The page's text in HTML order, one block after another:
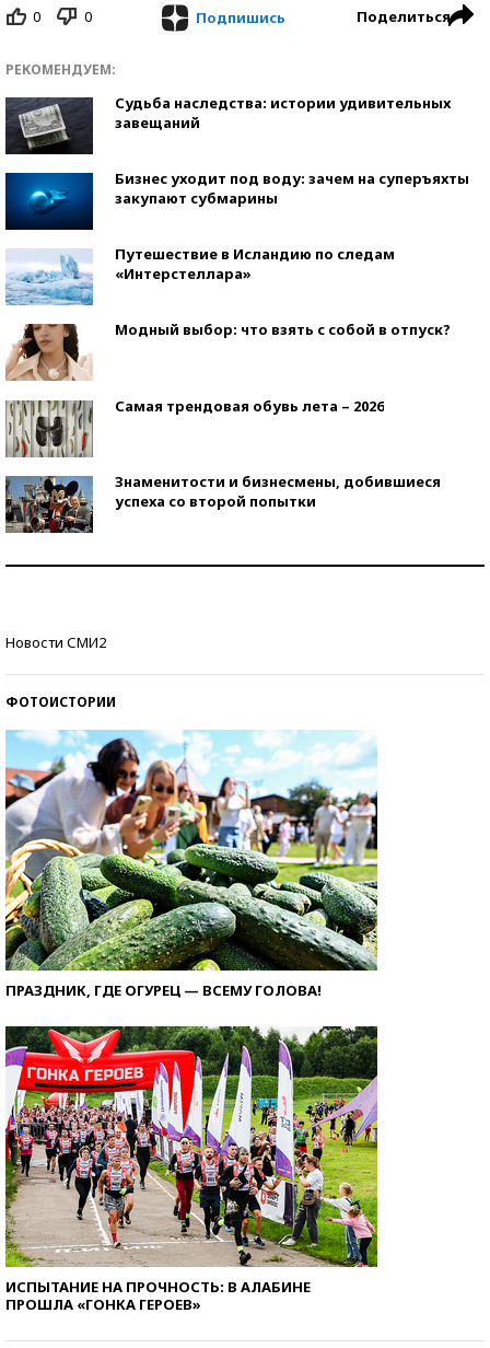
0 0 Подпишись Поделиться
РЕКОМЕНДУЕМ:
Судьба наследства: истории удивительных
завещаний
Бизнес уходит под воду: зачем на суперъяхты
закупают субмарины
Путешествие в Исландию по следам
«Интерстеллара»
Модный выбор: что взять с собой в отпуск?
Самая трендовая обувь лета – 2026
Знаменитости и бизнесмены, добившиеся
успеха со второй попытки
Новости СМИ2
ФОТОИСТОРИИ
ПРАЗДНИК, ГДЕ ОГУРЕЦ — ВСЕМУ ГОЛОВА!
ИСПЫТАНИЕ НА ПРОЧНОСТЬ: В АЛАБИНЕ
ПРОШЛА «ГОНКА ГЕРОЕВ»